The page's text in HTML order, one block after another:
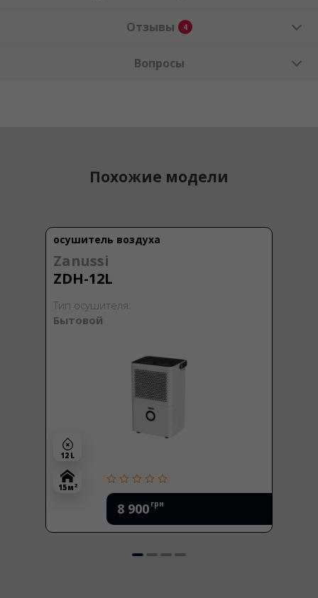
Отзывы 4
Вопросы
Похожие модели
осушитель воздуха
Zanussi
ZDH-12L
Тип осушителя:
Бытовой
8 900 грн
12 L
15 м 2